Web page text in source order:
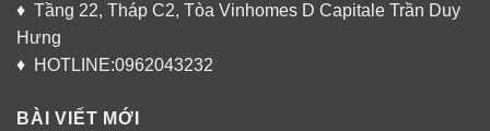
♦ Tầng 22, Tháp C2, Tòa Vinhomes D Capitale Trần Duy
Hưng
♦ HOTLINE:0962043232
BÀI VIẾT MỚI